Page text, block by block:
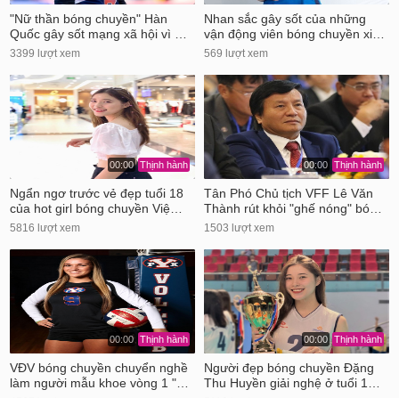
"Nữ thần bóng chuyền" Hàn
Quốc gây sốt mạng xã hội vì …
3399 lượt xem
Nhan sắc gây sốt của những
vận động viên bóng chuyền xi…
569 lượt xem
00:00 Thịnh hành
Ngẩn ngơ trước vẻ đẹp tuổi 18
của hot girl bóng chuyền Việ…
5816 lượt xem
00:00 Thịnh hành
Tân Phó Chủ tịch VFF Lê Văn
Thành rút khỏi "ghế nóng" bó…
1503 lượt xem
00:00 Thịnh hành
VĐV bóng chuyền chuyển nghề
làm người mẫu khoe vòng 1 "…
00:00 Thịnh hành
Người đẹp bóng chuyền Đặng
Thu Huyền giải nghệ ở tuổi 1…